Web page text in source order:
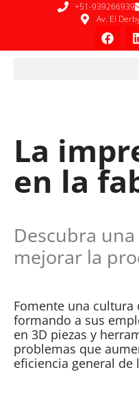
+51-939266939
Av. El
La
en la
Descubra
mejorar la
Fomente una
formando a sus
en 3D piezas y
problemas que
eficiencia general de